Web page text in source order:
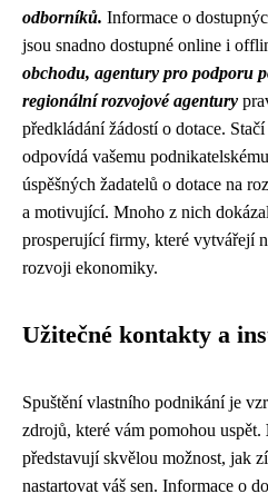
odborníků. Informace o
jsou snadno dostupné online i
obchodu, agentury pro podporu
regionální rozvojové agentury
předkládání žádostí o dotace.
odpovídá vašemu
úspěšných žadatelů o dotace na
a motivující. Mnoho z nich
prosperující firmy, které vytvářejí
rozvoji ekonomiky.
Užitečné kontakty a
Spuštění vlastního podnikání je
zdrojů, které vám pomohou uspět.
představují skvělou možnost, jak
nastartovat váš sen. Informace o